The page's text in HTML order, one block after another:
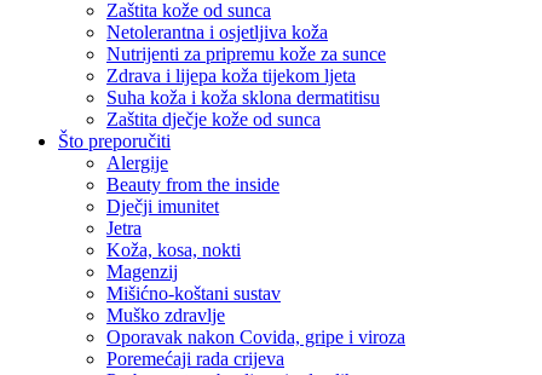
Zaštita kože od sunca
Netolerantna i osjetljiva koža
Nutrijenti za pripremu kože za sunce
Zdrava i lijepa koža tijekom ljeta
Suha koža i koža sklona dermatitisu
Zaštita dječje kože od sunca
Što preporučiti
Alergije
Beauty from the inside
Dječji imunitet
Jetra
Koža, kosa, nokti
Magenzij
Mišićno-koštani sustav
Muško zdravlje
Oporavak nakon Covida, gripe i viroza
Poremećaji rada crijeva